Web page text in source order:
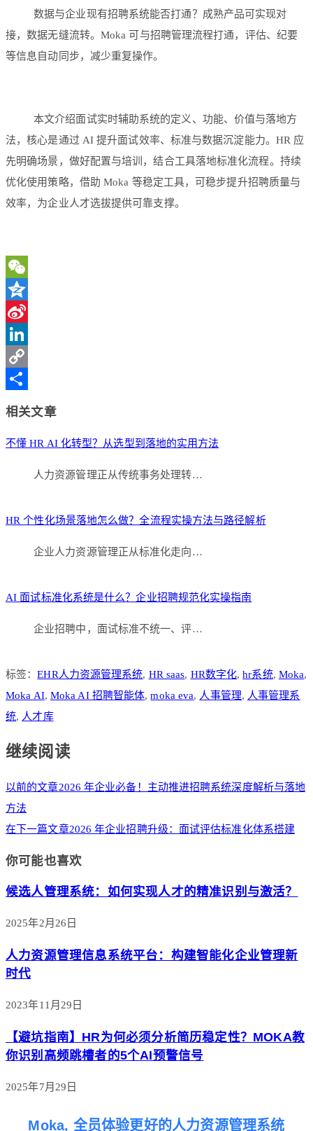
数据与企业现有招聘系统能否打通？成熟产品可实现对
接，数据无缝流转。Moka 可与招聘管理流程打通，评估、纪要
等信息自动同步，减少重复操作。
本文介绍面试实时辅助系统的定义、功能、价值与落地方
法，核心是通过 AI 提升面试效率、标准与数据沉淀能力。HR 应
先明确场景，做好配置与培训，结合工具落地标准化流程。持续
优化使用策略，借助 Moka 等稳定工具，可稳步提升招聘质量与
效率，为企业人才选拔提供可靠支撑。
WeChat
Qzone
Sina
Weibo
LinkedIn
Copy
相关文章
不懂 HR AI 化转型？从选型到落地的实用方法
人力资源管理正从传统事务处理转…
HR 个性化场景落地怎么做？全流程实操方法与路径解析
企业人力资源管理正从标准化走向…
AI 面试标准化系统是什么？企业招聘规范化实操指南
企业招聘中，面试标准不统一、评…
标签：EHR人力资源管理系统, HR saas, HR数字化,hr系统, Moka,
Moka AI, Moka AI 招聘智能体,moka eva, 人事管理, 人事管理系
统, 人才库
继续阅读
以前的文章2026 年企业必备！主动推进招聘系统深度解析与落地
方法
在下一篇文章2026 年企业招聘升级：面试评估标准化体系搭建
你可能也喜欢
候选人管理系统：如何实现人才的精准识别与激活？
2025年2月26日
人力资源管理信息系统平台：构建智能化企业管理新
时代
2023年11月29日
【避坑指南】HR为何必须分析简历稳定性？MOKA教
你识别高频跳槽者的5个AI预警信号
2025年7月29日
Moka, 全员体验更好的人力资源管理系统